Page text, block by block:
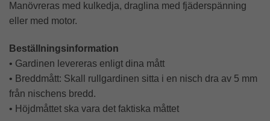
Manövreras med kulkedja, draglina med fjäderspänning
eller med motor.
Beställningsinformation
• Gardinen levereras enligt dina mått
• Breddmått: Skall rullgardinen sitta i en nisch dra av 5 mm
från nischens bredd.
• Höjdmåttet ska vara det faktiska måttet